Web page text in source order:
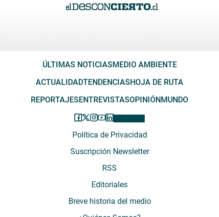
ÚLTIMAS NOTICIAS MEDIO AMBIENTE
ACTUALIDADTENDENCIAS HOJA DE RUTA
REPORTAJES ENTREVISTASOPINIÓN MUNDO
Política de Privacidad
Suscripción Newsletter
RSS
Editoriales
Breve historia del medio